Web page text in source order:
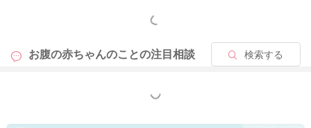
もっと見る
お腹の赤ちゃんのことの注目相談 検索する
もっと見る